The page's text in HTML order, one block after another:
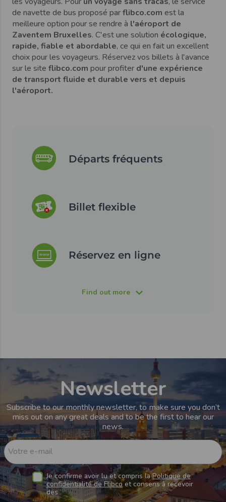
Départs fréquents
Billet flexible
Réservez en ligne
Find out more
Dimension maximale : 55 cm x 85 cm x 40 cm
Poids maximal : 25 kg
Cependant, moyennant un petit supplément, vous
pouvez demander à emporter plus de bagages.
de navette de bus proposé parflibco.com est la
meilleure option pour se rendre à l'aéroport de
Zaventem Bruxelles. C'est une solution écologique,
rapide, fiable et abordable, ce qui en fait un excellent
choix pour les voyageurs. Réservez vos billets à l'avance
sur le site flibco.com pour profiter d'une expérience
de transport fluide et durable vers et depuis
l'aéroport.
Newsletter
Subscribe to our monthly newsletter, to make sure you don’t
miss out on any great deals and to be the first to hear our
news.
Votre e-mail
Je confirme avoir lu et compris laPolitique de
confidentialité de Flibcoet consens à recevoir
des